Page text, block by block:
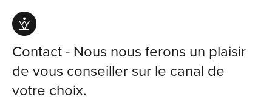
Contact - Nous nous ferons un plaisir
de vous conseiller sur le canal de
votre choix.